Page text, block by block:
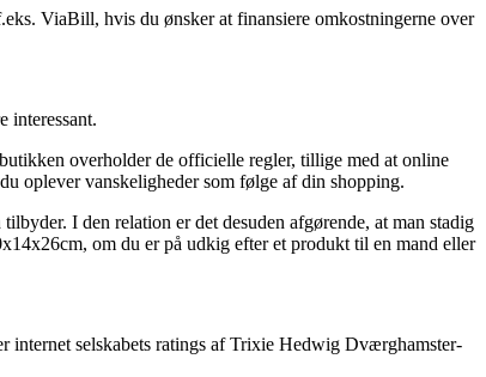
ViaBill, hvis du ønsker at finansiere omkostningerne over
interessant.
overholder de officielle regler, tillige med at online
oplever vanskeligheder som følge af din shopping.
I den relation er det desuden afgørende, at man stadig
om du er på udkig efter et produkt til en mand eller
internet selskabets ratings af Trixie Hedwig Dværghamster-